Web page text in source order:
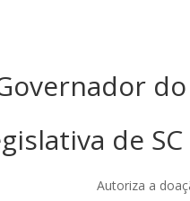
de
Autoriza a